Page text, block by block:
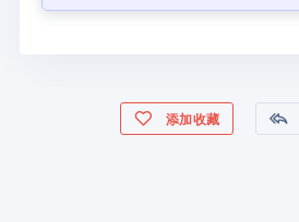
添加收藏